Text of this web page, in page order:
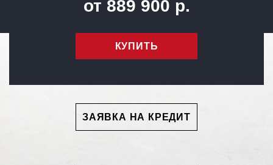
от 889 900 р.
КУПИТЬ
ЗАЯВКА НА КРЕДИТ